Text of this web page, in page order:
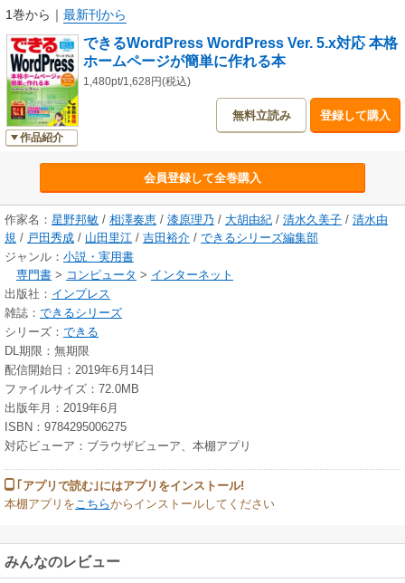
WordPressに触れる方でも、ステップバイステップで着実に身に付けられ
もしも紙面を通読して分からないことがあったときも、サポート体制が手
厚いから安心です。電話やメール、封書などのさまざまな方法で、分から
ないことを質問できるので、疑問を疑問のままにせず、しっかり解消でき
ることでしょう。
本書を活用して、多くの皆さまにホームページで情報発信する楽しさを味
わっていただければ幸いです。
1巻から ｜ 最新刊から
作品紹介
できるWordPress WordPress Ver. 5.x対応 本格
ホームページが簡単に作れる本
1,480pt/1,628円(税込)
無料立読み 登録して購入
会員登録して全巻購入
作家名： 星野邦敏 / 相澤奏恵 / 漆原理乃 / 大胡由紀 / 清水久美子 / 清水由
規 / 戸田秀成 / 山田里江 / 吉田裕介 / できるシリーズ編集部
ジャンル： 小説・実用書
専門書 > コンピュータ > インターネット
出版社： インプレス
雑誌： できるシリーズ
シリーズ： できる
DL期限：無期限
配信開始日：2019年6月14日
ファイルサイズ：72.0MB
出版年月：2019年6月
ISBN：9784295006275
対応ビューア：ブラウザビューア、本棚アプリ
｢アプリで読む｣にはアプリをインストール!
本棚アプリを こちらからインストールしてください
みんなのレビュー